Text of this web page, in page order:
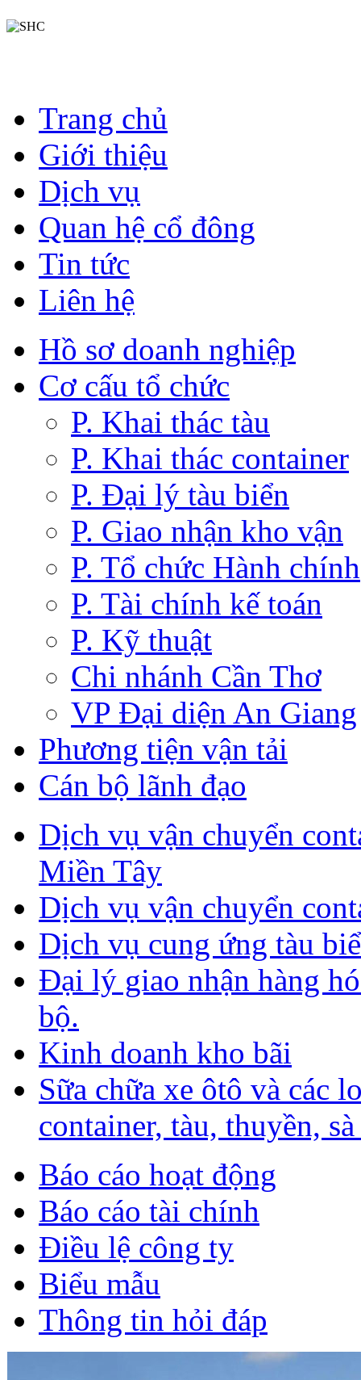
Trang chủ
Giới thiệu
Dịch vụ
Quan hệ cổ đông
Tin tức
Liên hệ
Hồ sơ doanh nghiệp
Cơ cấu tổ chức
P. Khai thác tàu
P. Khai thác container
P. Đại lý tàu biển
P. Giao nhận kho vận
P. Tổ chức Hành chính
P. Tài chính kế toán
P. Kỹ thuật
Chi nhánh Cần Thơ
VP Đại diện An Giang
Phương tiện vận tải
Cán bộ lãnh đạo
Dịch vụ vận chuyển
Miền Tây
Dịch vụ vận chuyển
Dịch vụ cung ứng tàu
Đại lý giao nhận hàng
bộ.
Kinh doanh kho bãi
Sữa chữa xe ôtô và các
container, tàu, thuyền,
Báo cáo hoạt động
Báo cáo tài chính
Điều lệ công ty
Biểu mẫu
Thông tin hỏi đáp